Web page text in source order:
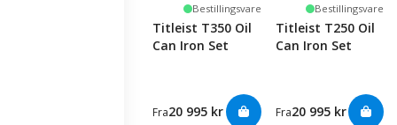
Bestillingsvare
Titleist T350 Oil
Can Iron Set
Fra20 995 kr
Bestillingsvare
Titleist T250 Oil
Can Iron Set
Fra20 995 kr